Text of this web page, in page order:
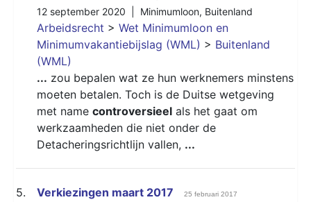
12 september 2020 | Minimumloon, Buitenland
Arbeidsrecht > Wet Minimumloon en
Minimumvakantiebijslag (WML) > Buitenland
(WML)
... zou bepalen wat ze hun werknemers minstens
moeten betalen. Toch is de Duitse wetgeving
met name controversieel als het gaat om
werkzaamheden die niet onder de
Detacheringsrichtlijn vallen, ...
5. Verkiezingen maart 2017 25 februari 2017